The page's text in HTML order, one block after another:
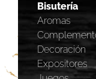
Bisutería
Aromas
Decoración
Expositores